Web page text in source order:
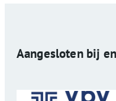
Aangesloten bij